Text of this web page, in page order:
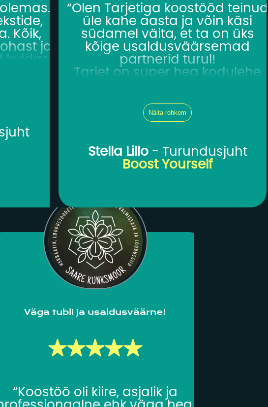
Kõik,
ja
kuidas
“Olen Tarjetiga koostööd teinud
üle kahe aasta ja võin käsi
südamel väita, et ta on üks
kõige usaldusväärsemad
partnerid turul!
Tarjet on super hea kodulehe
lahendusi ja vastab ka kõige
rumalamatele küsimustele.
e-pood on kindlates kätes – kui
midagi läheb katki või koduleht
kiirelt korda saada. Tarjetiga
koostöö on väga sujuv, kõik
asjad saavad õigeaegselt ja
kiiresti tehtud ja kui ta midagi
veel ei oska, siis võid kindel olla,
et tunni pärast on ta juba sellel
Näita rohkem
Stella Lillo- Turundusjuht
Boost Yourself
Väga tubli ja usaldusväärne!
“Koostöö oli kiire, asjalik ja